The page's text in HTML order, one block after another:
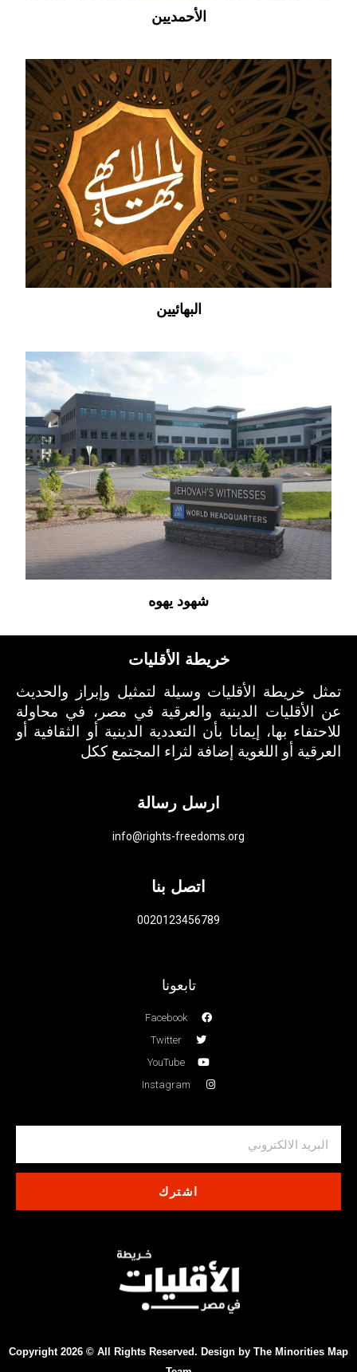
الأحمديين
البهائيين
شهود يهوه
خريطة الأقليات
تمثل خريطة الأقليات وسيلة لتمثيل وإبراز والحديث
عن الأقليات الدينية والعرقية في مصر، في محاولة
للاحتفاء بها، إيمانا بأن التعددية الدينية أو الثقافية أو
العرقية أو اللغوية إضافة لثراء المجتمع ككل
ارسل رسالة
info@rights-freedoms.org
اتصل بنا
0020123456789
تابعونا
Facebook
Twitter
YouTube
Instagram
اشترك
Copyright 2026 © All Rights Reserved. Design by The Minorities Map